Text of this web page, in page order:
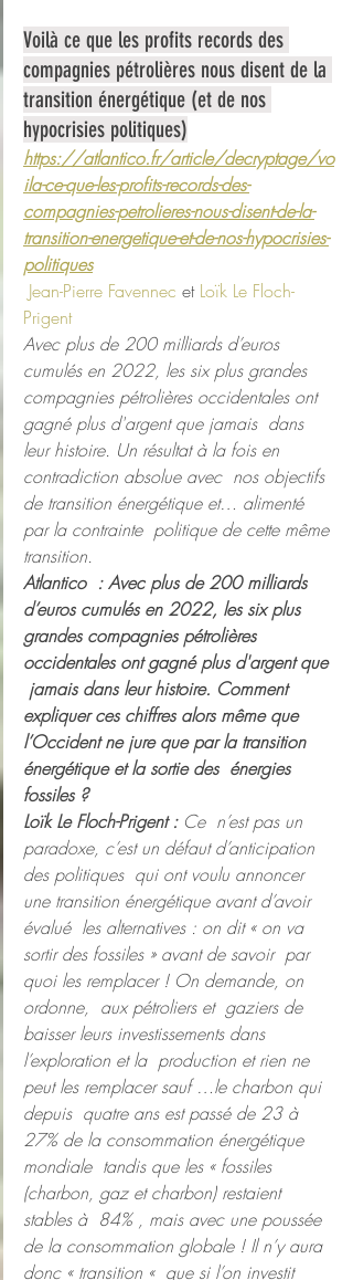
Voilà ce que les profits records des
compagnies pétrolières nous disent de la
transition énergétique (et de nos
hypocrisies politiques)
https://atlantico.fr/article/decryptage/vo
ila-ce-que-les-profits-records-des-
compagnies-petrolieres-nous-disent-de-la-
transition-energetique-et-de-nos-hypocrisies-
politiques
Jean-Pierre Favennec et Loïk Le Floch-
Prigent
Avec plus de 200 milliards d’euros
cumulés en 2022, les six plus grandes
compagnies pétrolières occidentales ont
gagné plus d'argent que jamais  dans
leur histoire. Un résultat à la fois en
contradiction absolue avec  nos objectifs
de transition énergétique et… alimenté
par la contrainte  politique de cette même
transition.
Atlantico  : Avec plus de 200 milliards
d’euros cumulés en 2022, les six plus
grandes compagnies pétrolières
occidentales ont gagné plus d'argent que
jamais dans leur histoire. Comment
expliquer ces chiffres alors même que
l’Occident ne jure que par la transition
énergétique et la sortie des  énergies
fossiles ?
Loïk Le Floch-Prigent : Ce  n’est pas un
paradoxe, c’est un défaut d’anticipation
des politiques  qui ont voulu annoncer
une transition énergétique avant d’avoir
évalué  les alternatives : on dit « on va
sortir des fossiles » avant de savoir  par
quoi les remplacer ! On demande, on
ordonne,  aux pétroliers et  gaziers de
baisser leurs investissements dans
l’exploration et la  production et rien ne
peut les remplacer sauf …le charbon qui
depuis  quatre ans est passé de 23 à
27% de la consommation énergétique
mondiale  tandis que les « fossiles
(charbon, gaz et charbon) restaient
stables à  84% , mais avec une poussée
de la consommation globale ! Il n’y aura
donc « transition «  que si l’on investit